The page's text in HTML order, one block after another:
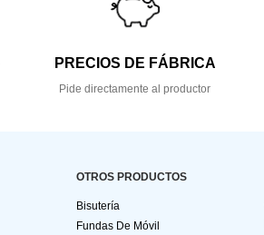
PRECIOS DE FÁBRICA
Pide directamente al productor
OTROS PRODUCTOS
Bisutería
Fundas De Móvil